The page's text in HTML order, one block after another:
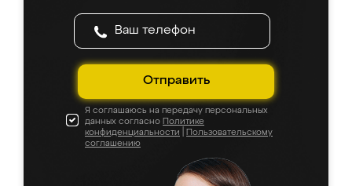
Отправить
Я соглашаюсь на передачу персональных
данных согласно Политике
конфиденциальности
Пользовательскому
соглашению